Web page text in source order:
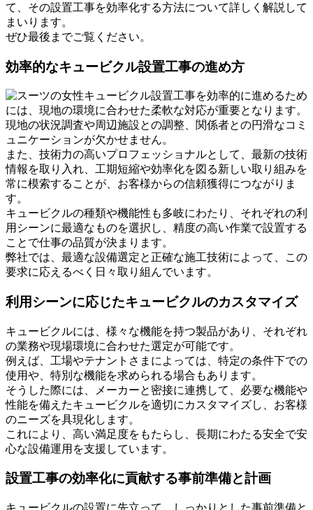
て、その設置工事を効率化する方法について詳しく解説して
まいります。
ぜひ最後までご覧ください。
効率的なキュービクル設置工事の進め方
キュービクル設置工事を効率的に進めるため
には、現地の環境に合わせた柔軟な対応が重要となります。
現地の状況調査や周辺施設との調整、関係者との円滑なコミ
ュニケーションが欠かせません。
また、技術力の高いプロフェッショナルとして、最新の技術
情報を取り入れ、工期短縮や効率化を図る新しい取り組みを
常に模索することが、お客様からの信頼獲得につながりま
す。
キュービクルの種類や機能性も多岐にわたり、それぞれの利
用シーンに最適なものを選択し、精度の高い作業で設置する
ことで仕事の品質が決まります。
弊社では、最適な設備選定と正確な施工技術によって、この
要求に応えるべく日々取り組んでいます。
利用シーンに応じたキュービクルのカスタマイズ
キュービクルには、様々な機能を持つ製品があり、それぞれ
の業務や現場環境に合わせた選定が可能です。
例えば、工場やテナントさまによっては、特定の条件下での
使用や、特別な機能を求められる場合もあります。
そうした際には、メーカーと密接に連携して、必要な機能や
性能を備えたキュービクルを適切にカスタマイズし、お客様
のニーズを具現化します。
これにより、高い満足度をもたらし、長期にわたる安全で安
心な設備運用を支援しています。
設置工事の効率化に貢献する事前準備と計画